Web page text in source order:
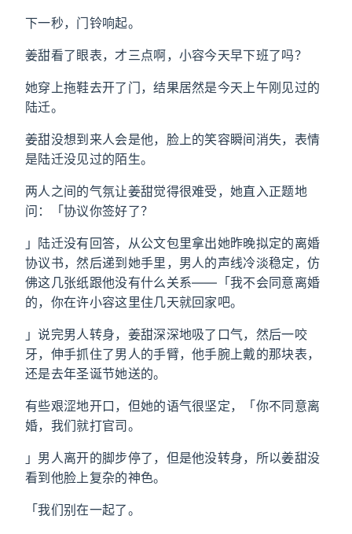
下一秒，门铃响起。
姜甜看了眼表，才三点啊，小容今天早下班了吗？
她穿上拖鞋去开了门，结果居然是今天上午刚见过的
陆迁。
姜甜没想到来人会是他，脸上的笑容瞬间消失，表情
是陆迁没见过的陌生。
两人之间的气氛让姜甜觉得很难受，她直入正题地
问：「协议你签好了？
」陆迁没有回答，从公文包里拿出她昨晚拟定的离婚
协议书，然后递到她手里，男人的声线冷淡稳定，仿
佛这几张纸跟他没有什么关系——「我不会同意离婚
的，你在许小容这里住几天就回家吧。
」说完男人转身，姜甜深深地吸了口气，然后一咬
牙，伸手抓住了男人的手臂，他手腕上戴的那块表，
还是去年圣诞节她送的。
有些艰涩地开口，但她的语气很坚定，「你不同意离
婚，我们就打官司。
」男人离开的脚步停了，但是他没转身，所以姜甜没
看到他脸上复杂的神色。
「我们别在一起了。